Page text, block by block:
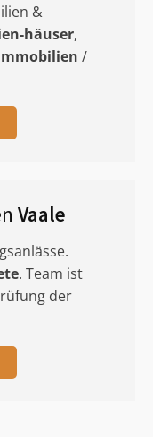
&
häuser,
/
Vaale
. Team ist
der